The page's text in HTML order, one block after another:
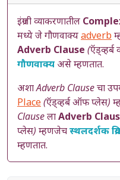
इंग्रजी व्याकरणातील
मध्ये जे गौणवाक्यadverb
Adverb Clause (ऍड्व्हर्ब
गौणवाक्य असे म्हणतात.
अशाAdverb Clauseचा
Place(ऍड्व्हर्ब ऑफ प्लेस)
ClauseलाAdverb
प्लेस) म्हणजेचस्थलदर्शक
म्हणतात.